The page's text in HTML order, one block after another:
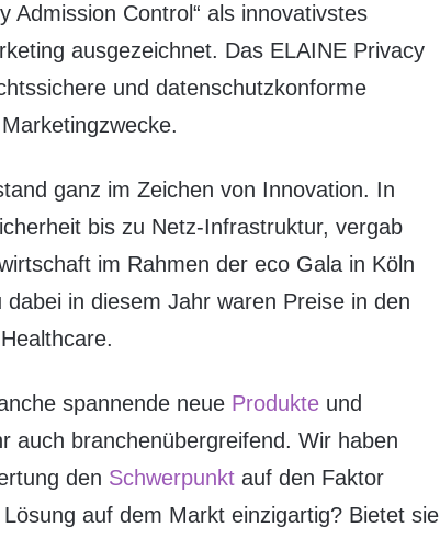
Admission Control“ als innovativstes
ausgezeichnet. Das ELAINE Privacy
und datenschutzkonforme
ganz im Zeichen von Innovation. In
bis zu Netz-Infrastruktur, vergab
im Rahmen der eco Gala in Köln
in diesem Jahr waren Preise in den
spannende neue Produkte und
auch branchenübergreifend. Wir haben
den Schwerpunkt auf den Faktor
auf dem Markt einzigartig? Bietet sie